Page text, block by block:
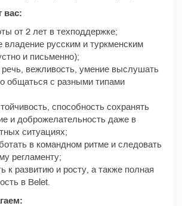
вас:
от 2 лет в техподдержке;
владение русским и туркменским
и письменно);
речь, вежливость, умение выслушать
общаться с разными типами
способность сохранять
и доброжелательность даже в
ситуациях;
в командном ритме и следовать
регламенту;
к развитию и росту, а также полная
в Belet.